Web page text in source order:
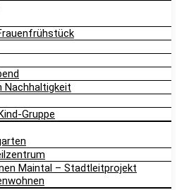
Gruppe
Maintal – Stadtleitprojekt